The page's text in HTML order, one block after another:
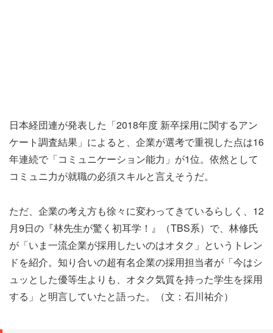
日本経団連が発表した「2018年度 新卒採用に関するアン
ケート調査結果」によると、企業が選考で重視した点は16
年連続で「コミュニケーション能力」が1位。依然として
コミュニ力が就職の必須スキルと言えそうだ。
ただ、企業の考え方も徐々に変わってきているらしく、12
月9日の『林先生が驚く初耳学！』（TBS系）で、林修氏
が「いま一流企業が採用したいのはオタク」というトレン
ドを紹介。知り合いの超有名企業の採用担当者が「今はシ
ュッとした優等生よりも、オタク気質を持った学生を採用
する」と明言していたと語った。（文：石川祐介）